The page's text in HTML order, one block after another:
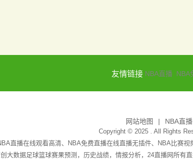
友情链接 NBA直播 NBA
网站地图 NBA直播
Copyright © 2025 . All Rights
直播在线观看高清、NBA免费直播在线直播无插件、NBA比赛
大数据足球篮球赛果预测，历史战绩，情报分析，24直播网所